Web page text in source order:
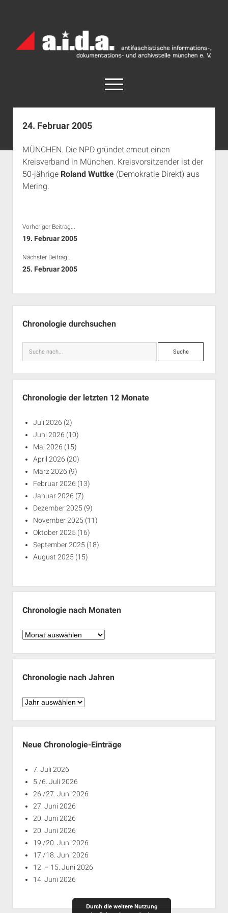
Archiv
München
open
menu
facebook
rss info@aida-archiv.de
Aktuelles
Termine
open
dropdown
Rechte Termine München
24. Februar 2005
MÜNCHEN. Die NPD gründet erneut einen
Kreisverband in München. Kreisvorsitzender ist der
50-jährige Roland Wuttke(Demokratie Direkt) aus
Mering.
Vorheriger Beitrag...
19. Februar 2005
Nächster Beitrag...
25. Februar 2005
Chronologie durchsuchen
Suche
Chronologie der letzten 12 Monate
Juli 2026 (2)
Juni 2026 (10)
Mai 2026 (15)
April 2026 (20)
März 2026 (9)
Februar 2026 (13)
Januar 2026 (7)
Dezember 2025 (9)
November 2025 (11)
Oktober 2025 (16)
September 2025 (18)
August 2025 (15)
Chronologie nach Monaten
Chronologie
Monaten
Chronologie nach Jahren
Chronologie
Jahren
Neue Chronologie-Einträge
7. Juli 2026
5./6. Juli 2026
26./27. Juni 2026
27. Juni 2026
20. Juni 2026
20. Juni 2026
19./20. Juni 2026
17./18. Juni 2026
12. – 15. Juni 2026
14. Juni 2026
Durch die weitere Nutzung